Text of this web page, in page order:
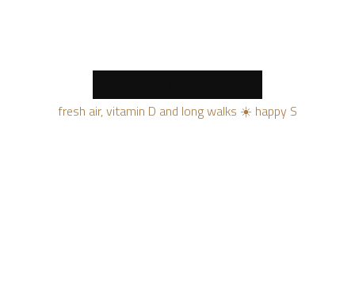
fresh air, vitamin D and long walks ☀️ happy S